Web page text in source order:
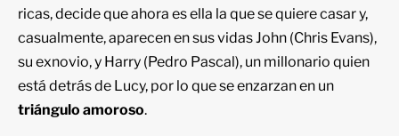
ricas, decide que ahora es ella la que se quiere casar y,
casualmente, aparecen en sus vidas John (Chris Evans),
su exnovio, y Harry (Pedro Pascal), un millonario quien
está detrás de Lucy, por lo que se enzarzan en un
triángulo amoroso.